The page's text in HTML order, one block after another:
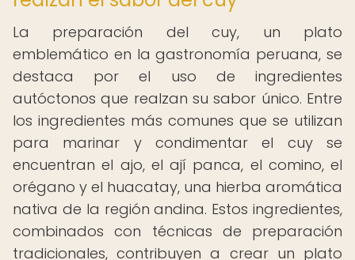
La preparación del cuy, un plato
emblemático en la gastronomía peruana, se
destaca por el uso de ingredientes
autóctonos que realzan su sabor único. Entre
los ingredientes más comunes que se utilizan
para marinar y condimentar el cuy se
encuentran el ajo, el ají panca, el comino, el
orégano y el huacatay, una hierba aromática
nativa de la región andina. Estos ingredientes,
combinados con técnicas de preparación
tradicionales, contribuyen a crear un plato